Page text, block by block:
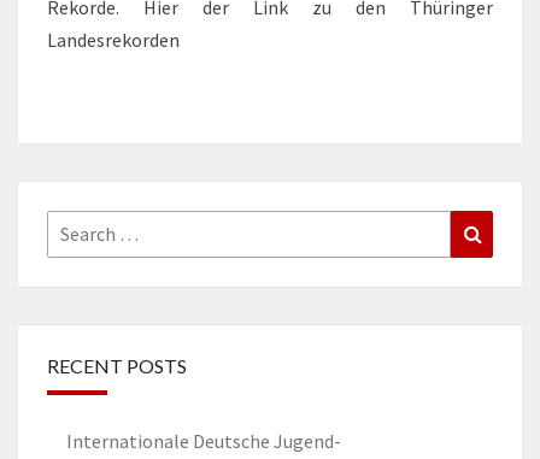
Rekorde. Hier der Link zu den Thüringer
Landesrekorden
Search
for:
RECENT POSTS
Internationale Deutsche Jugend-